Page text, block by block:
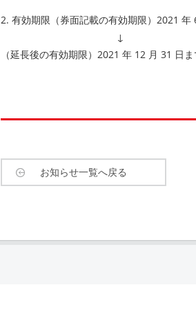
2. 有効期限（券面記載の有効期限）2021 年
↓
（延長後の有効期限）2021 年 12 月 31 日ま
お知らせ一覧へ戻る